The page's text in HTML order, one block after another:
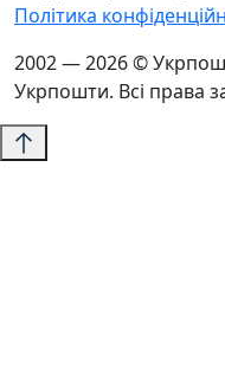
Політика
2002 — 2026 ©
Укрпошти. Всі права